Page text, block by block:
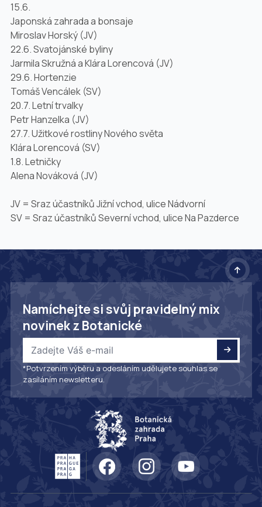
15.6.
Japonská zahrada a bonsaje
Miroslav Horský (JV)
22.6. Svatojánské byliny
Jarmila Skružná a Klára Lorencová (JV)
29.6. Hortenzie
Tomáš Vencálek (SV)
20.7. Letní trvalky
Petr Hanzelka (JV)
27.7. Užitkové rostliny Nového světa
Klára Lorencová (SV)
1.8. Letničky
Alena Nováková (JV)
JV = Sraz účastníků Jižní vchod, ulice Nádvorní
SV = Sraz účastníků Severní vchod, ulice Na Pazderce
Namíchejte si svůj pravidelný mix
novinek z Botanické
*Potvrzením výběru a odesláním udělujete souhlas se
zasíláním newsletteru.